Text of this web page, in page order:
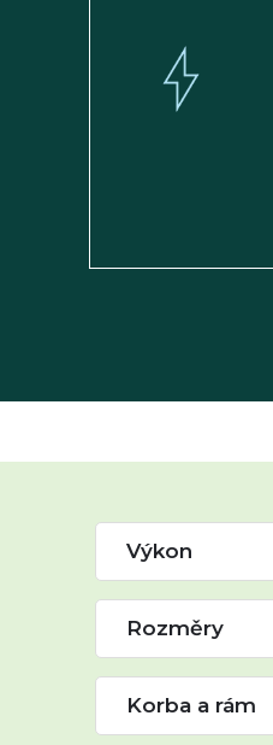
Výkon
Rozměry
Korba a rám